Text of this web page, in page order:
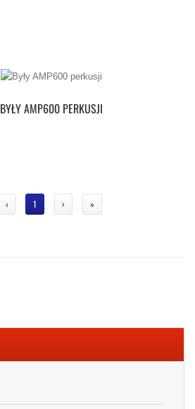
BYŁY AMP600 PERKUSJI
‹ 1 › »